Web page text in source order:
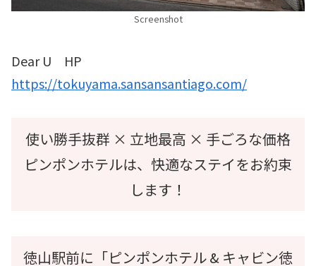
Screenshot
Dear U HP
https://tokuyama.sansansantiago.com/
使い勝手抜群 × 立地最高 × 手ごろな価格
ピンポンホテルは、快適なステイをお約束
します！
徳山駅前に「ピンポンホテル & キャビン徳